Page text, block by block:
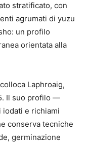
stratificato, con
agrumati di yuzu
un profilo
orientata alla
Laphroaig,
Il suo profilo —
iodati e richiami
conserva tecniche
germinazione